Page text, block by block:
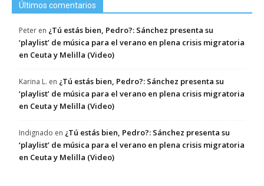
Últimos comentarios
Peter en ¿Tú estás bien, Pedro?: Sánchez presenta su
‘playlist’ de música para el verano en plena crisis migratoria
en Ceuta y Melilla (Video)
Karina L. en ¿Tú estás bien, Pedro?: Sánchez presenta su
‘playlist’ de música para el verano en plena crisis migratoria
en Ceuta y Melilla (Video)
Indignado en ¿Tú estás bien, Pedro?: Sánchez presenta su
‘playlist’ de música para el verano en plena crisis migratoria
en Ceuta y Melilla (Video)